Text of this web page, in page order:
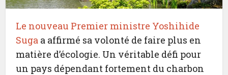
Le nouveau Premier ministre Yoshihide
Suga a affirmé sa volonté de faire plus en
matière d’écologie. Un véritable défi pour
un pays dépendant fortement du charbon